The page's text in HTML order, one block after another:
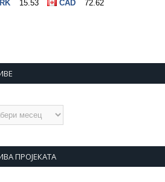
ПРОЈЕКАТА